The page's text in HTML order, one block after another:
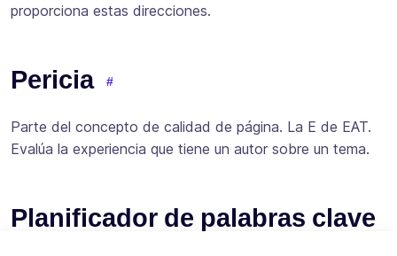
proporciona estas direcciones.
Pericia
Parte del concepto de calidad de página. La E de EAT.
Evalúa la experiencia que tiene un autor sobre un tema.
Planificador de palabras clave